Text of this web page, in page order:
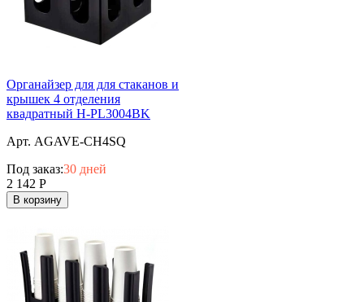
Органайзер для для стаканов и
крышек 4 отделения
квадратный H-PL3004BK
Арт. AGAVE-CH4SQ
Под заказ:30 дней
2 142 Р
В корзину